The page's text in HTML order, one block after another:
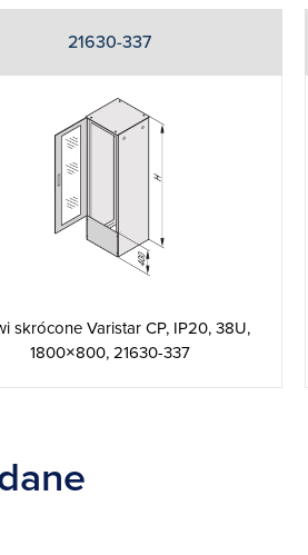
21630-337
skrócone Varistar CP, IP20, 38U,
1800×800, 21630-337